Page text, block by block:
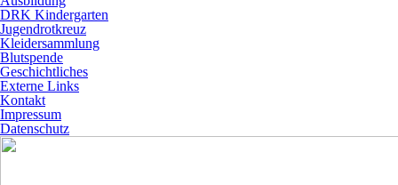
DRK Kindergarten
Jugendrotkreuz
Kleidersammlung
Blutspende
Geschichtliches
Externe Links
Kontakt
Impressum
Datenschutz